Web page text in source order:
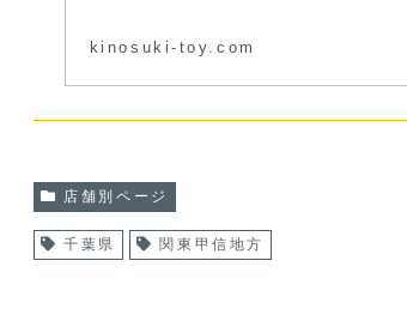
kinosuki-toy.com
店舗別ページ
千葉県 関東甲信地方